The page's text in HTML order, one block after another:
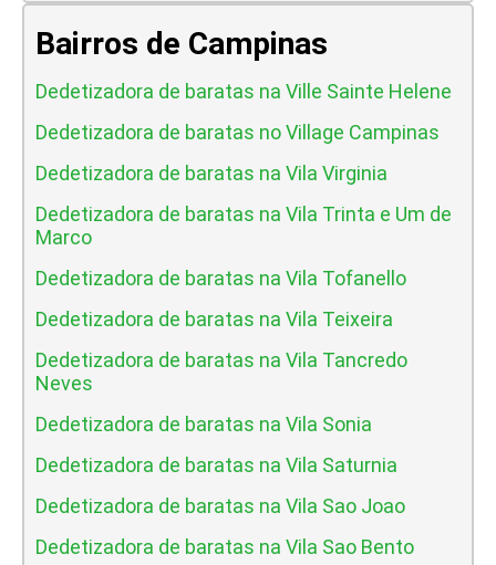
Bairros de Campinas
Dedetizadora de baratas na Ville Sainte Helene
Dedetizadora de baratas no Village Campinas
Dedetizadora de baratas na Vila Virginia
Dedetizadora de baratas na Vila Trinta e Um de
Marco
Dedetizadora de baratas na Vila Tofanello
Dedetizadora de baratas na Vila Teixeira
Dedetizadora de baratas na Vila Tancredo
Neves
Dedetizadora de baratas na Vila Sonia
Dedetizadora de baratas na Vila Saturnia
Dedetizadora de baratas na Vila Sao Joao
Dedetizadora de baratas na Vila Sao Bento